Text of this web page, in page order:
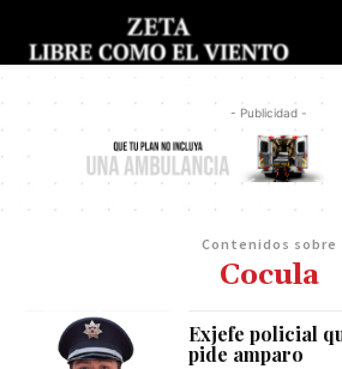
- Publicidad -
Contenidos sobre
Cocula
Exjefe policial
pide amparo